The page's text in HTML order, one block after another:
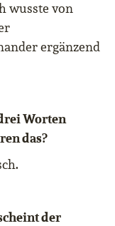
wusste von
ergänzend
Worten
das?
der